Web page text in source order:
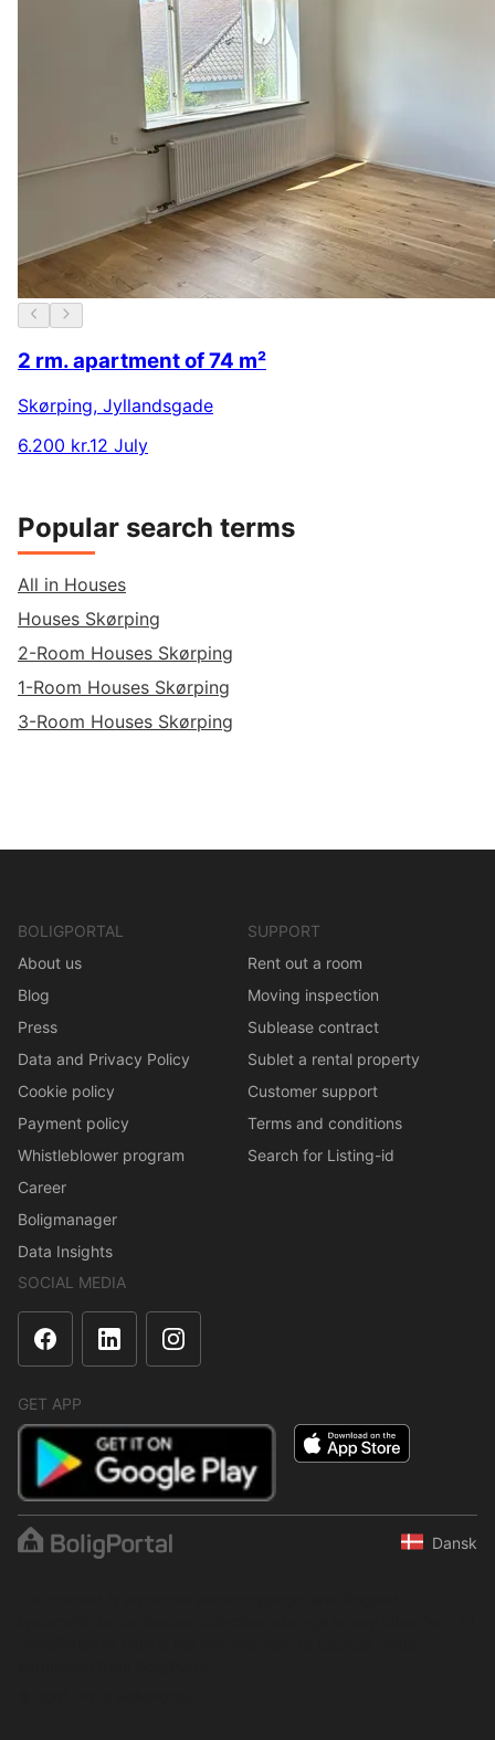
2 rm. apartment of 74 m²
Skørping, Jyllandsgade
6.200 kr.12 July
Popular search terms
All in Houses
Houses Skørping
2-Room Houses Skørping
1-Room Houses Skørping
3-Room Houses Skørping
BOLIGPORTAL
About us
Blog
Press
Data and Privacy Policy
Cookie policy
Payment policy
Whistleblower program
Career
Boligmanager
Data Insights
SUPPORT
Rent out a room
Moving inspection
Sublease contract
Sublet a rental property
Customer support
Terms and conditions
Search for Listing-id
SOCIAL MEDIA
GET APP
Dansk